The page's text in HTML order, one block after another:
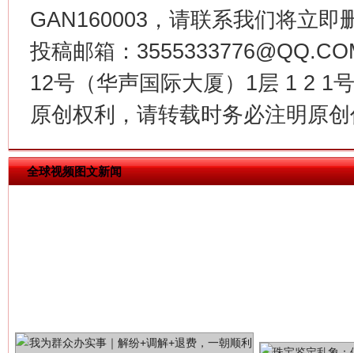
GAN160003，请联系我们将立即
投稿邮箱：
12号（华声国际大厦）1层 1 2 1
原创权利，请转载时务必注明原
全球视频图文新闻
揭批美国五大"原罪"